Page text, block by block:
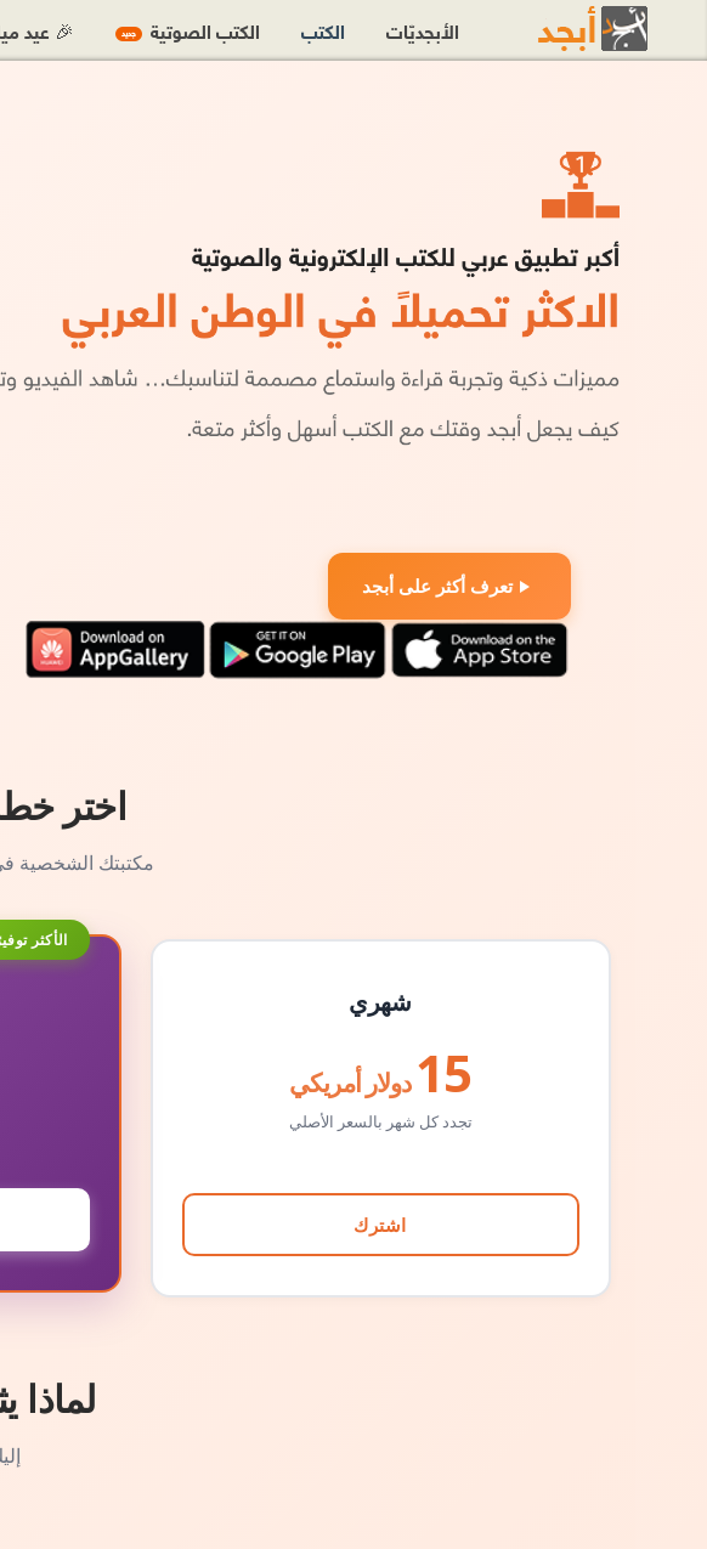
تعرف أكثر على أبجد
اختر
مكتبتك الشخصية
شهري
15 دولار أمريكي
تجدد كل شهر بالسعر الأصلي
اشترك
الأكثر
لماذا
الأبجديّات الكتب الكتب الصوتية جديد 🎉 عيد